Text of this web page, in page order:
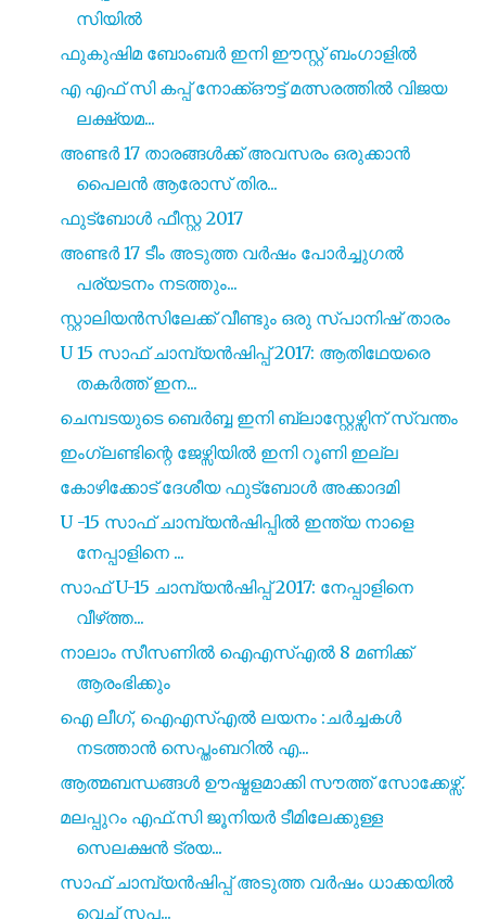
സിയിൽ
ഫുകുഷിമ ബോംബർ ഇനി ഈസ്റ്റ് ബംഗാളിൽ
എ എഫ് സി കപ്പ് നോക്ക്ഔട്ട് മത്സരത്തിൽ വിജയ
ലക്ഷ്യമ...
അണ്ടർ 17 താരങ്ങൾക്ക് അവസരം ഒരുക്കാൻ
പൈലൻ ആരോസ് തിര...
ഫുട്ബോൾ ഫീസ്റ്റ 2017
അണ്ടർ 17 ടീം അടുത്ത വർഷം പോർച്ചുഗൽ
പര്യടനം നടത്തും...
സ്റ്റാലിയൻസിലേക്ക് വീണ്ടും ഒരു സ്പാനിഷ് താരം
U 15 സാഫ് ചാമ്പ്യൻഷിപ്പ് 2017: ആതിഥേയരെ
തകർത്ത് ഇന...
ചെമ്പടയുടെ ബെർബ്ബ ഇനി ബ്ലാസ്റ്റേഴ്സിന് സ്വന്തം
ഇംഗ്ലണ്ടിന്റെ ജേഴ്സിയിൽ ഇനി റൂണി ഇല്ല
കോഴിക്കോട് ദേശീയ ഫുട്ബോൾ അക്കാദമി
U -15 സാഫ് ചാമ്പ്യൻഷിപ്പിൽ ഇന്ത്യ നാളെ
നേപ്പാളിനെ ...
സാഫ് U-15 ചാമ്പ്യൻഷിപ്പ് 2017: നേപ്പാളിനെ
വീഴ്‌ത്ത...
നാലാം സീസണിൽ ഐഎസ്എൽ 8 മണിക്ക്
ആരംഭിക്കും
ഐ ലീഗ്, ഐഎസ്എൽ ലയനം :ചർച്ചകൾ
നടത്താൻ സെപ്തംബറിൽ എ...
ആത്മബന്ധങ്ങൾ ഊഷ്മളമാക്കി സൗത്ത് സോക്കേഴ്സ്.
മലപ്പുറം എഫ്.സി ജൂനിയർ ടീമിലേക്കുള്ള
സെലക്ഷൻ ട്രയ...
സാഫ് ചാമ്പ്യൻഷിപ്പ് അടുത്ത വർഷം ധാക്കയിൽ
വെച്ച് സപ...